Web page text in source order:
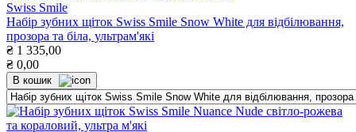
Swiss Smile
Набір зубних щіток Swiss Smile Snow White для відбілювання,
прозора та біла, ультрам'які
₴ 1 335,00
₴ 0,00
В кошик